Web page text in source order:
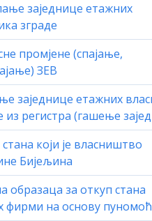
заједнице етажних
зграде
промјене (спајање,
ЗЕВ
заједнице етажних
из регистра (гашење
који је власништво
Бијељина
образаца за откуп стана
фирми на основу